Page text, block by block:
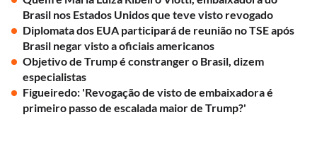
Brasil nos Estados Unidos que teve visto revogado
Diplomata dos EUA participará de reunião no TSE após
Brasil negar visto a oficiais americanos
Objetivo de Trump é constranger o Brasil, dizem
especialistas
Figueiredo: 'Revogação de visto de embaixadora é
primeiro passo de escalada maior de Trump?'